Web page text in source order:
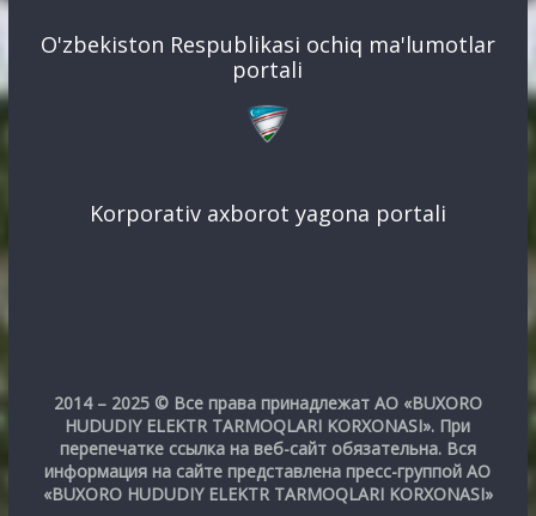
O'zbekiston Respublikasi ochiq ma'lumotlar
portali
Korporativ axborot yagona portali
2014 – 2025 © Все права принадлежат АО «BUXORO
HUDUDIY ELEKTR TARMOQLARI KORXONASI». При
перепечатке ссылка на веб-сайт обязательна. Вся
информация на сайте представлена пресс-группой АО
«BUXORO HUDUDIY ELEKTR TARMOQLARI KORXONASI»